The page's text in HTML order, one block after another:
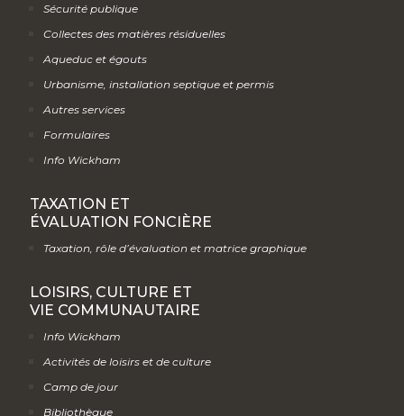
Sécurité publique
Collectes des matières résiduelles
Aqueduc et égouts
Urbanisme, installation septique et permis
Autres services
Formulaires
Info Wickham
TAXATION ET
ÉVALUATION FONCIÈRE
Taxation, rôle d’évaluation et matrice graphique
LOISIRS, CULTURE ET
VIE COMMUNAUTAIRE
Info Wickham
Activités de loisirs et de culture
Camp de jour
Bibliothèque